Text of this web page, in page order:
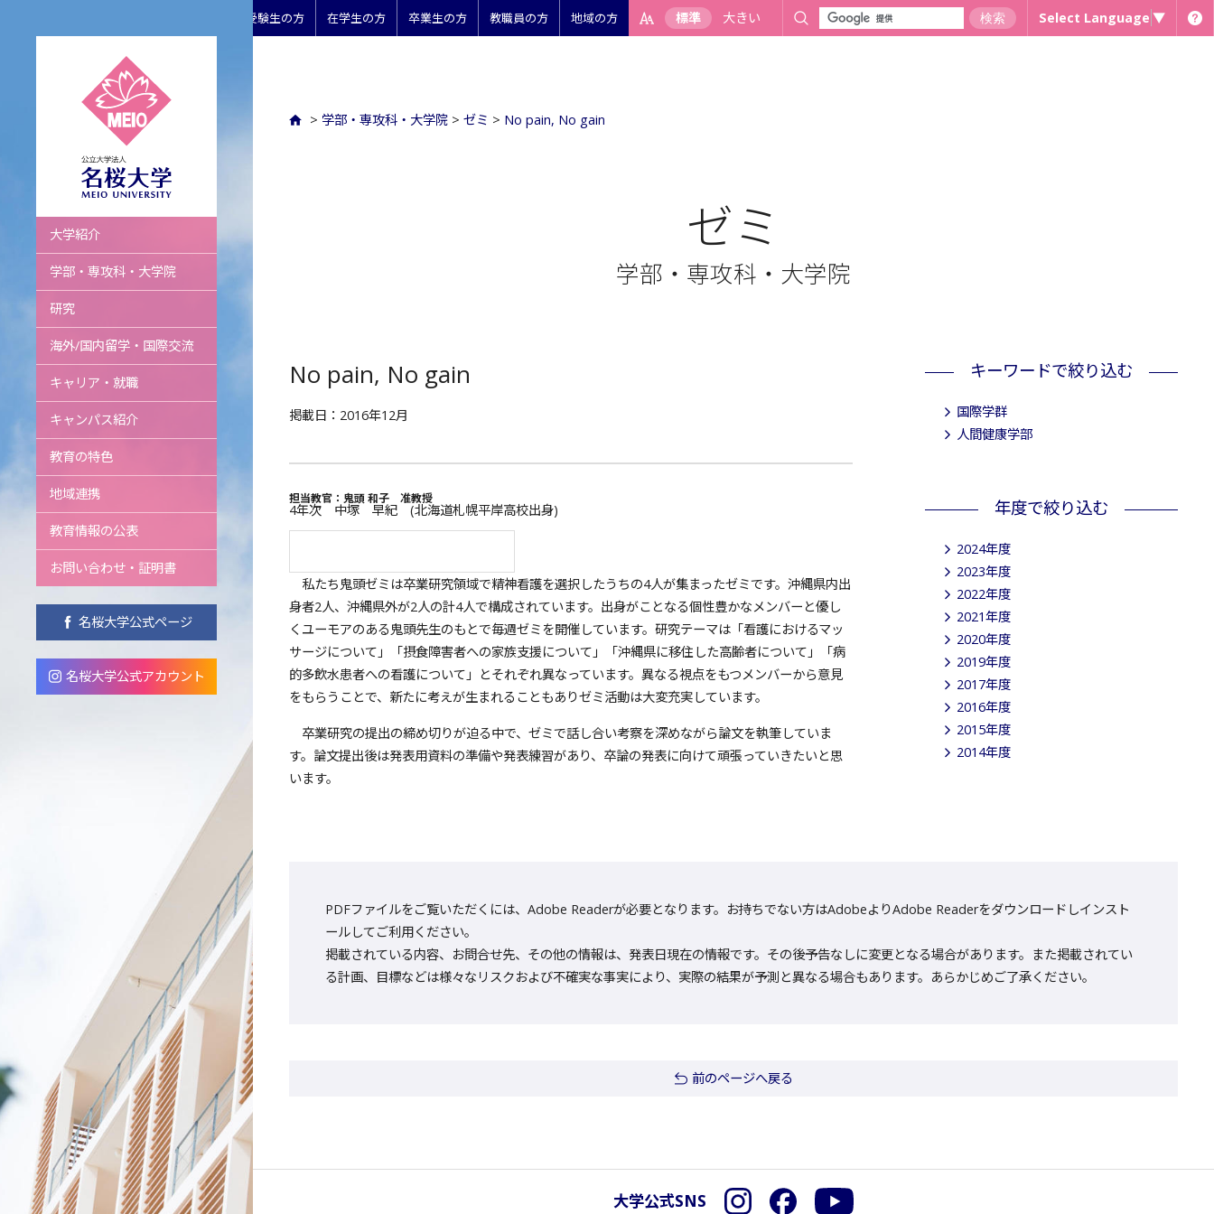
受験生の方 在学生の方 卒業生の方 教職員の方 地域の方 標準 大きい Select Language ▼
名桜大学
大学紹介
学部・専攻科・大学院
研究
海外/国内留学・国際交流
キャリア・就職
キャンパス紹介
教育の特色
地域連携
教育情報の公表
お問い合わせ・証明書
名桜大学公式ページ
名桜大学公式アカウント
> 学部・専攻科・大学院 > ゼミ > No pain, No gain
ゼミ
学部・専攻科・大学院
No pain, No gain
掲載日：2016年12月
担当教官：鬼頭 和子 准教授
4年次 中塚 早紀 (北海道札幌平岸高校出身)
私たち鬼頭ゼミは卒業研究領域で精神看護を選択したうちの4人が集まったゼミです。沖縄県内出
身者2人、沖縄県外が2人の計4人で構成されています。出身がことなる個性豊かなメンバーと優し
くユーモアのある鬼頭先生のもとで毎週ゼミを開催しています。研究テーマは「看護におけるマッ
サージについて」「摂食障害者への家族支援について」「沖縄県に移住した高齢者について」「病
的多飲水患者への看護について」とそれぞれ異なっています。異なる視点をもつメンバーから意見
をもらうことで、新たに考えが生まれることもありゼミ活動は大変充実しています。
卒業研究の提出の締め切りが迫る中で、ゼミで話し合い考察を深めながら論文を執筆していま
す。論文提出後は発表用資料の準備や発表練習があり、卒論の発表に向けて頑張っていきたいと思
います。
キーワードで絞り込む
国際学群
人間健康学部
年度で絞り込む
2024年度
2023年度
2022年度
2021年度
2020年度
2019年度
2017年度
2016年度
2015年度
2014年度
PDFファイルをご覧いただくには、Adobe Readerが必要となります。お持ちでない方はAdobeよりAdobe Readerをダウンロードしインスト
ールしてご利用ください。
掲載されている内容、お問合せ先、その他の情報は、発表日現在の情報です。その後予告なしに変更となる場合があります。また掲載されてい
る計画、目標などは様々なリスクおよび不確実な事実により、実際の結果が予測と異なる場合もあります。あらかじめご了承ください。
前のページへ戻る
大学公式SNS InstagramFacebook